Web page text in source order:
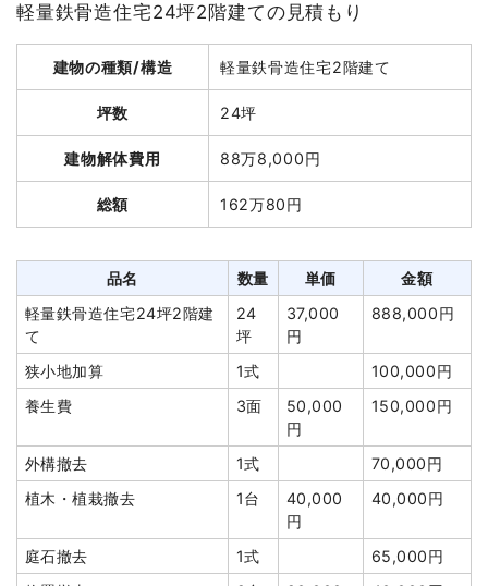
建物解体費用 135万8,280円
総額 280万円
品名
木造店舗兼住宅49坪2階
49坪
27,720
円
1,358,280
円
養生費 297m² 900円
267,300円
室内残置物撤去
1式
土間コンクリート撤去
38m²
76,000円
植木・植栽撤去
1式
120,000円
25,000
井戸解体埋め戻し費用 1式
8,000円
諸経費
50,000円
軽量鉄骨造住宅24坪2階建ての見積もり
建物の種類/構造 軽量鉄骨造住宅2階建て
坪数 24坪
建物解体費用 88万8,000円
総額 162万80円
品名 数量 単価
金額
軽量鉄骨造住宅24坪2階建
て
24
坪
37,000
円
888,000円
狭小地加算 1式
100,000円
養生費
3面
50,000
円
150,000円
外構撤去 1式
70,000円
植木・植栽撤去
1台
40,000
円
40,000円
庭石撤去 1式
65,000円